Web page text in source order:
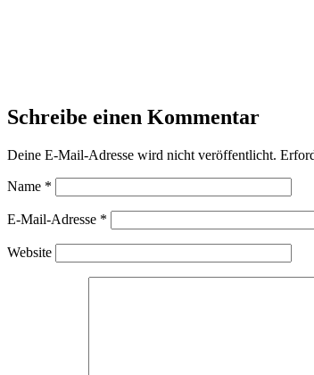
Schreibe einen Kommentar
Deine E-Mail-Adresse wird nicht veröffentlicht.
Name *
E-Mail-Adresse *
Website